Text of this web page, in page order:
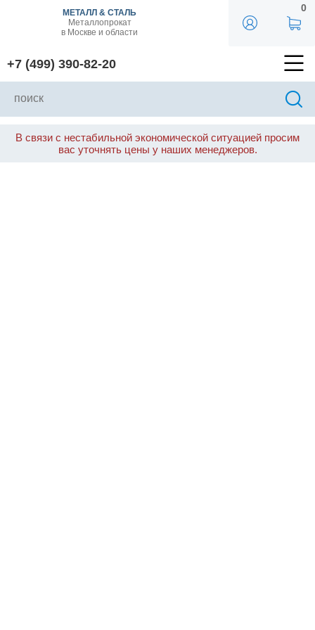
МЕТАЛЛ & СТАЛЬ
Металлопрокат
в Москве и области
+7 (499) 390-82-20
0
В связи с нестабильной экономической ситуацией просим
вас уточнять цены у наших менеджеров.